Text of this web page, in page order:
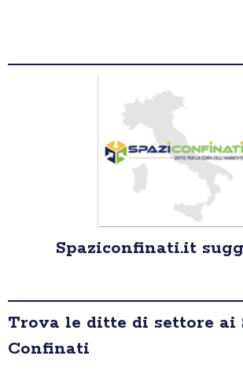
Spaziconfinati.it
Trova le ditte di settore ai
Confinati